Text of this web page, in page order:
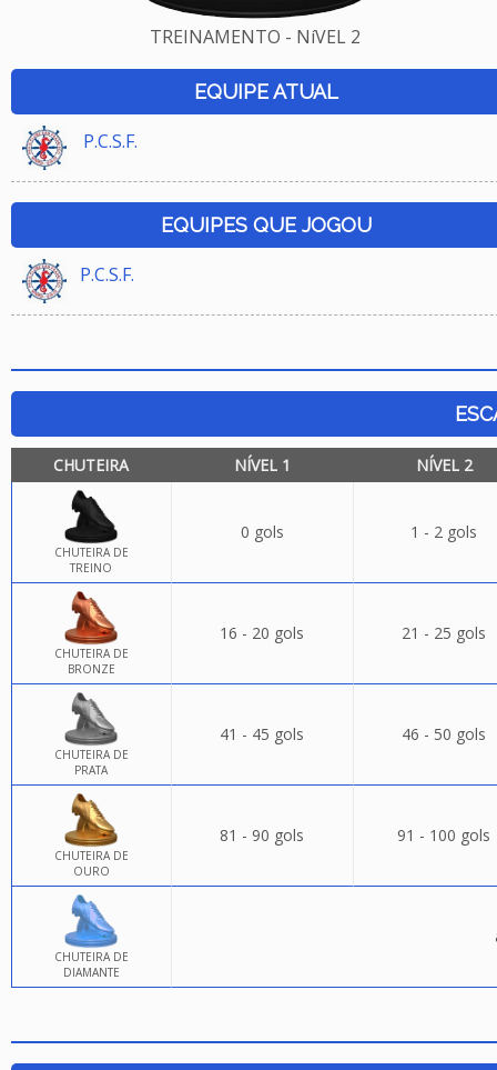
TREINAMENTO - NíVEL 2
EQUIPE ATUAL
P.C.S.F.
EQUIPES QUE JOGOU
P.C.S.F.
CHUTEIRA NÍVEL 1 NÍVEL 2
CHUTEIRA DE
TREINO
0 gols 1 - 2 gols
CHUTEIRA DE
BRONZE
16 - 20 gols 21 - 25 gols
CHUTEIRA DE
PRATA
41 - 45 gols 46 - 50 gols
CHUTEIRA DE
OURO
81 - 90 gols 91 - 100 gols
CHUTEIRA DE
DIAMANTE